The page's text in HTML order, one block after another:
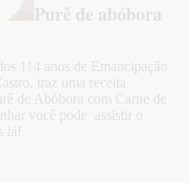
Purê de abóbora
114 anos de Emancipação
traz uma receita
de Abóbora com Carne de
você pode assistir o
lá!